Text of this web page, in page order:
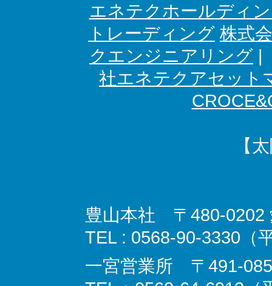
エネテクホールディ
トレーディング 株式
クエンジニアリング |
社エネテクアセット
【
豊山本社 〒480-0202
TEL : 0568-90-3330（
一宮営業所 〒491-